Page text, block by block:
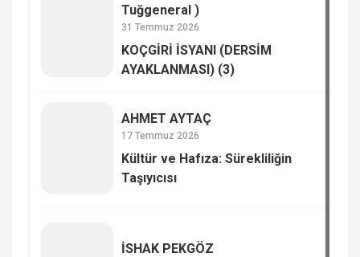
Tuğgeneral )
31 Temmuz 2026
KOÇGİRİ İSYANI (DERSİM
AYAKLANMASI) (3)
AHMET AYTAÇ
17 Temmuz 2026
Kültür ve Hafıza: Sürekliliğin
Taşıyıcısı
İSHAK PEKGÖZ